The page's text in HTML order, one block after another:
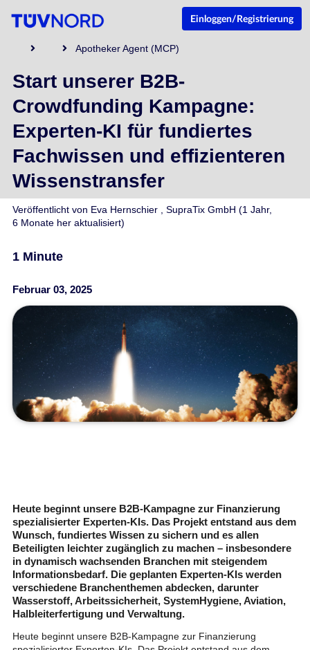
Einloggen/Registrierung
Apotheker Agent (MCP)
1 Minute
Februar 03, 2025
Start unserer B2B-
Crowdfunding Kampagne:
Experten-KI für fundiertes
Fachwissen und effizienteren
Wissenstransfer
Veröffentlicht von Eva Hernschier, SupraTix GmbH (1 Jahr,
6 Monate her aktualisiert)
Heute beginnt unsere B2B-Kampagne zur Finanzierung
spezialisierter Experten-KIs. Das Projekt entstand aus dem
Wunsch, fundiertes Wissen zu sichern und es allen
Beteiligten leichter zugänglich zu machen – insbesondere
in dynamisch wachsenden Branchen mit steigendem
Informationsbedarf. Die geplanten Experten-KIs werden
verschiedene Branchenthemen abdecken, darunter
Wasserstoff, Arbeitssicherheit, SystemHygiene, Aviation,
Halbleiterfertigung und Verwaltung.
Heute beginnt unsere B2B-Kampagne zur Finanzierung